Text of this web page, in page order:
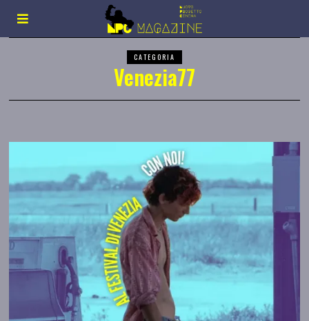
CATEGORIA
Venezia77